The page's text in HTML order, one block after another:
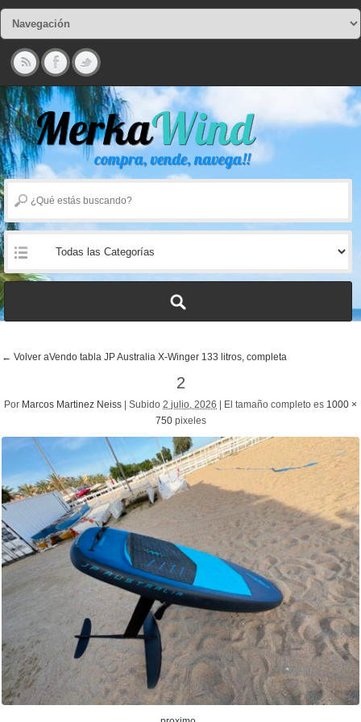
← Volver aVendo tabla JP Australia X-Winger 133 litros, completa
2
Por Marcos Martinez Neiss Subido 2 julio, 2026 El tamaño completo es 1000 ×
750pixeles